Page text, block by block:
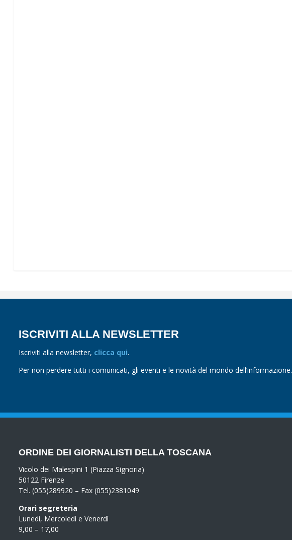
ISCRIVITI ALLA NEWSLETTER
Iscriviti alla newsletter, clicca qui.
Per non perdere tutti i comunicati, gli eventi e le novità del mondo dell’informazione.
ORDINE DEI GIORNALISTI DELLA TOSCANA
Vicolo dei Malespini 1 (Piazza Signoria)
50122 Firenze
Tel. (055)289920 – Fax (055)2381049
Orari segreteria
Lunedì, Mercoledì e Venerdì
9,00 – 17,00